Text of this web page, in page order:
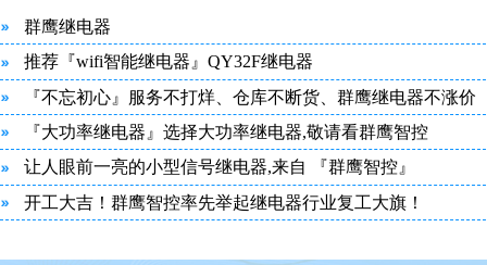
群鹰继电器
推荐『wifi智能继电器』QY32F继电器
『不忘初心』服务不打烊、仓库不断货、群鹰继电器不涨价
『大功率继电器』选择大功率继电器,敬请看群鹰智控
让人眼前一亮的小型信号继电器,来自 『群鹰智控』
开工大吉！群鹰智控率先举起继电器行业复工大旗！